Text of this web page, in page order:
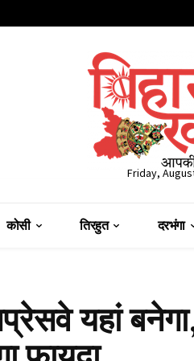
Friday,
कोसी तिरहुत दरभंगा
यहां